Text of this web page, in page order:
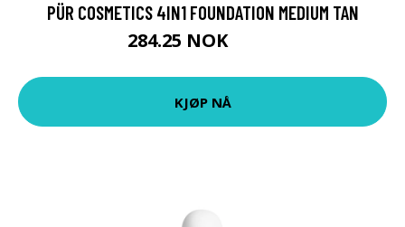
PÜR COSMETICS 4IN1 FOUNDATION MEDIUM TAN
284.25 NOK
KJØP NÅ